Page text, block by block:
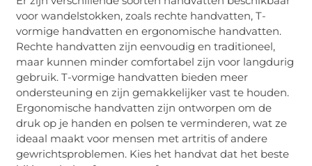
voor wandelstokken, zoals rechte handvatten, T-
vormige handvatten en ergonomische handvatten.
Rechte handvatten zijn eenvoudig en traditioneel,
maar kunnen minder comfortabel zijn voor langdurig
gebruik. T-vormige handvatten bieden meer
ondersteuning en zijn gemakkelijker vast te houden.
Ergonomische handvatten zijn ontworpen om de
druk op je handen en polsen te verminderen, wat ze
ideaal maakt voor mensen met artritis of andere
gewrichtsproblemen. Kies het handvat dat het beste